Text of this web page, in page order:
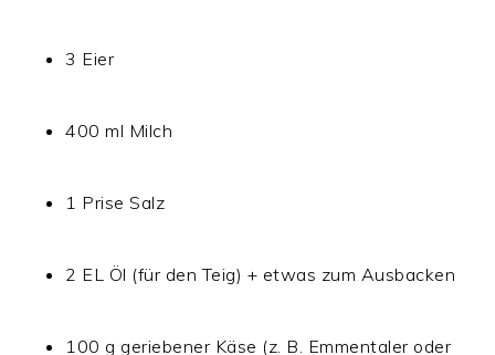
3 Eier
400 ml Milch
1 Prise Salz
2 EL Öl (für den Teig) + etwas zum Ausbacken
100 g geriebener Käse (z. B. Emmentaler oder